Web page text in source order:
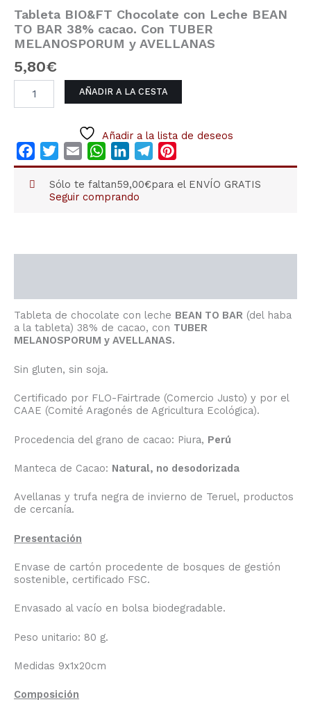
Tableta BIO&FT Chocolate con Leche BEAN
TO BAR 38% cacao. Con TUBER
MELANOSPORUM y AVELLANAS
5,80€
BAR
38%
cacao.
TUBER
MELANOSPORUM
AÑADIR A LA CESTA
Añadir a la lista de deseos
FacebookTwitterEmail WhatsAppLinkedInTelegram
Sólo te faltan59,00€para el ENVÍO GRATIS
Seguir comprando
Tableta de chocolate con leche BEAN TO BAR (del haba
a la tableta) 38% de cacao, con TUBER
MELANOSPORUM y AVELLANAS.
Sin gluten, sin soja.
Certificado por FLO-Fairtrade (Comercio Justo) y por el
CAAE (Comité Aragonés de Agricultura Ecológica).
Procedencia del grano de cacao: Piura, Perú
Manteca de Cacao: Natural, no desodorizada
Avellanas y trufa negra de invierno de Teruel, productos
de cercanía.
Presentación
Envase de cartón procedente de bosques de gestión
sostenible, certificado FSC.
Envasado al vacío en bolsa biodegradable.
Peso unitario: 80 g.
Medidas 9x1x20cm
Composición